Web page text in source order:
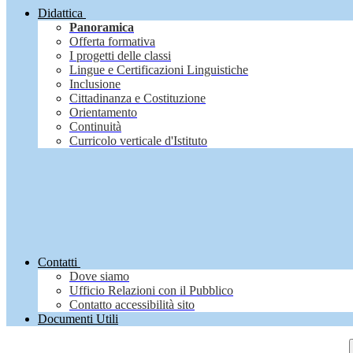
Didattica
Panoramica
Offerta formativa
I progetti delle classi
Lingue e Certificazioni Linguistiche
Inclusione
Cittadinanza e Costituzione
Orientamento
Continuità
Curricolo verticale d'Istituto
Contatti
Dove siamo
Ufficio Relazioni con il Pubblico
Contatto accessibilità sito
Documenti Utili